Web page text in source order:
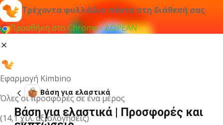
Τρέχοντα φυλλάδια πάντα στη διάθεσή σας
Προσθήκη στο Chrome - ΔΩΡΕΑΝ
Εφαρμογή Kimbino
Όλες οι προσφορές σε ένα μέρος
(14,1 χιλ. αξιολογήσεις)
Βάση για ελαστικά
Βάση για ελαστικά | Προσφορές και